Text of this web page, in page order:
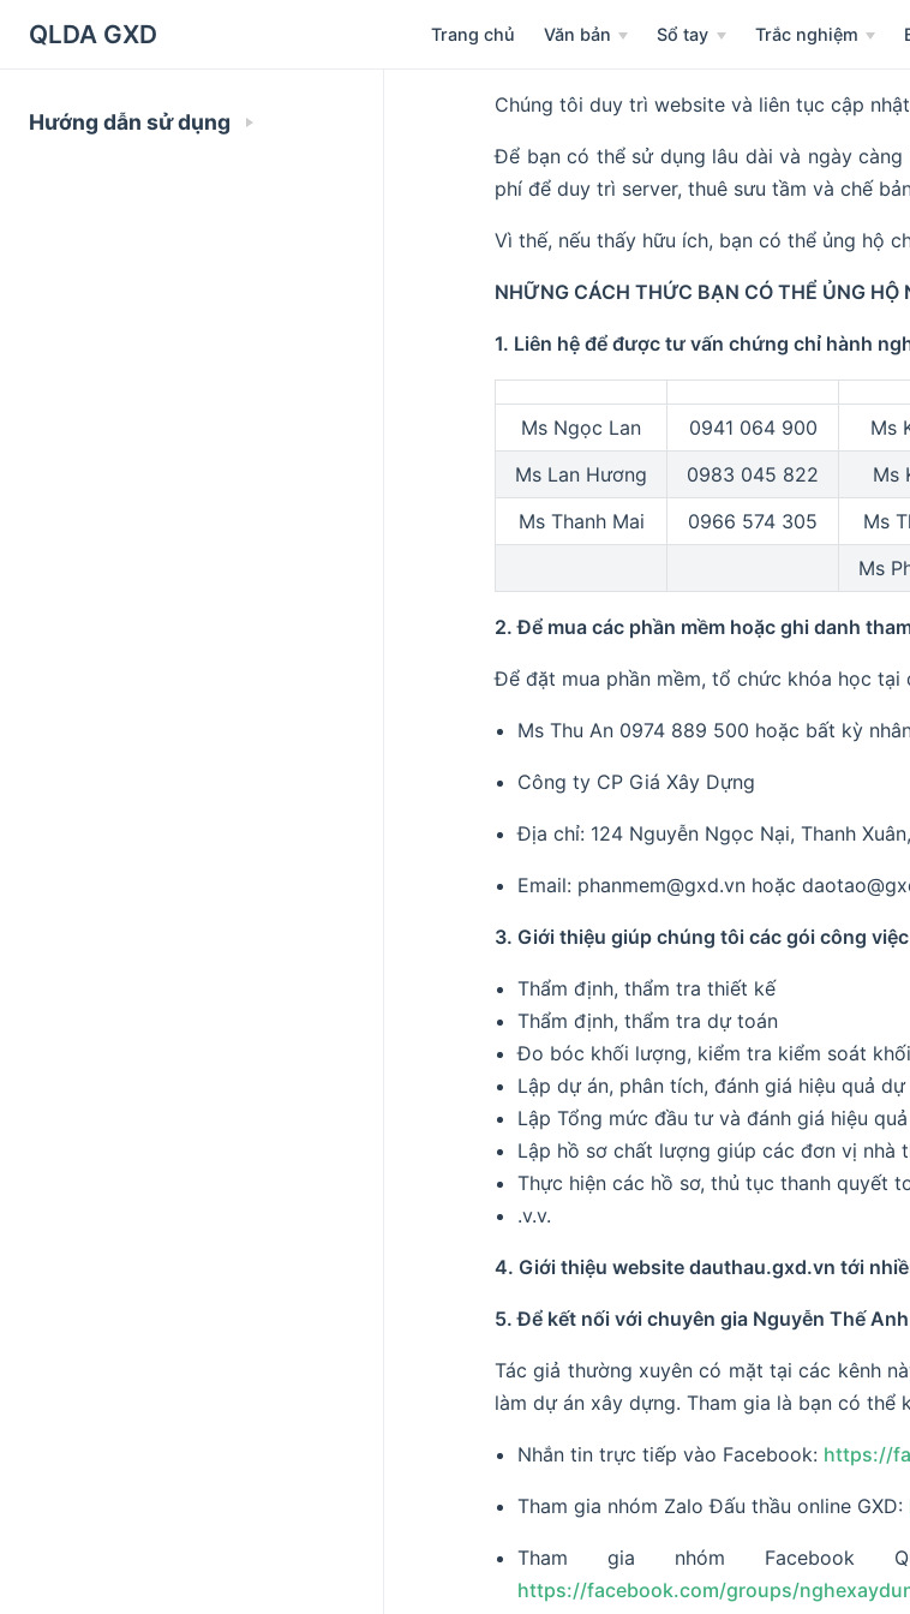
QLDA GXD Trang chủ Văn bản Sổ tay Trắc nghiệm
Hướng dẫn sử dụng
Chúng tôi duy trì website và liên tục cập
Để bạn có thể sử dụng lâu dài và ngày
phí để duy trì server, thuê sưu tầm và chế
Vì thế, nếu thấy hữu ích, bạn có thể ủng hộ
NHỮNG CÁCH THỨC BẠN CÓ THỂ ỦNG
1. Liên hệ để được tư vấn chứng chỉ hành
Ms Ngọc Lan 0941 064 900 Ms
Ms Lan Hương
0983 045 822 Ms
Ms Thanh Mai
0966 574 305 Ms
Ms
2. Để mua các phần mềm hoặc ghi danh
Để đặt mua phần mềm, tổ chức khóa học tại
Ms Thu An 0974 889 500 hoặc bất kỳ
Công ty CP Giá Xây Dựng
Địa chỉ: 124 Nguyễn Ngọc Nại, Thanh
Email: phanmem@gxd.vn hoặc
3. Giới thiệu giúp chúng tôi các gói công
Thẩm định, thẩm tra thiết kế
Thẩm định, thẩm tra dự toán
Đo bóc khối lượng, kiểm tra kiểm soát
Lập dự án, phân tích, đánh giá hiệu quả dự
Lập Tổng mức đầu tư và đánh giá hiệu
Lập hồ sơ chất lượng giúp các đơn vị nhà
Thực hiện các hồ sơ, thủ tục thanh quyết
.v.v.
4. Giới thiệu website dauthau.gxd.vn tới
5. Để kết nối với chuyên gia Nguyễn Thế
Tác giả thường xuyên có mặt tại các kênh
làm dự án xây dựng. Tham gia là bạn có thể
Nhắn tin trực tiếp vào Facebook: https://
Tham gia nhóm Zalo Đấu thầu online GXD:
Tham gia nhóm
https://facebook.com/groups/